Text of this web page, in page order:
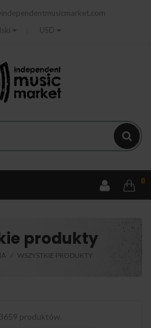
USD
0
produkty
WSZYSTKIE PRODUKTY
produktów.